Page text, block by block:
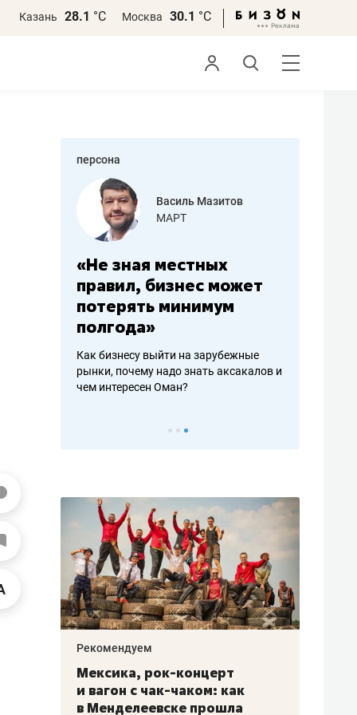
Казань 28.1 °С Москва 30.1 °С
персона
работа
Василь Мазитов
МАРТ
«Не зная местных
правил, бизнес может
потерять минимум
полгода»
Как бизнесу выйти на зарубежные
рынки, почему надо знать аксакалов и
чем интересен Оман?
Рекомендуем
Мексика, рок-концерт
и вагон с чак-чаком: как
в Менделеевске прошла